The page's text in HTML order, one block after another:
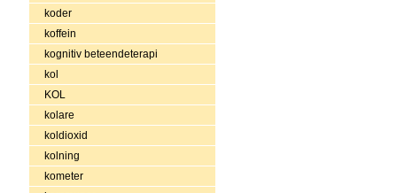
koder
koffein
kognitiv beteendeterapi
kol
KOL
kolare
koldioxid
kolning
kometer